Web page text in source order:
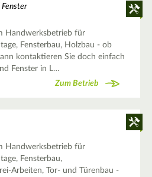
Handwerksbetrieb für
Fensterbau, Holzbau - ob
kontaktieren Sie doch einfach
Fenster in L…
Zum Betrieb
Handwerksbetrieb für
Fensterbau,
Arbeiten, Tor- und Türenbau -